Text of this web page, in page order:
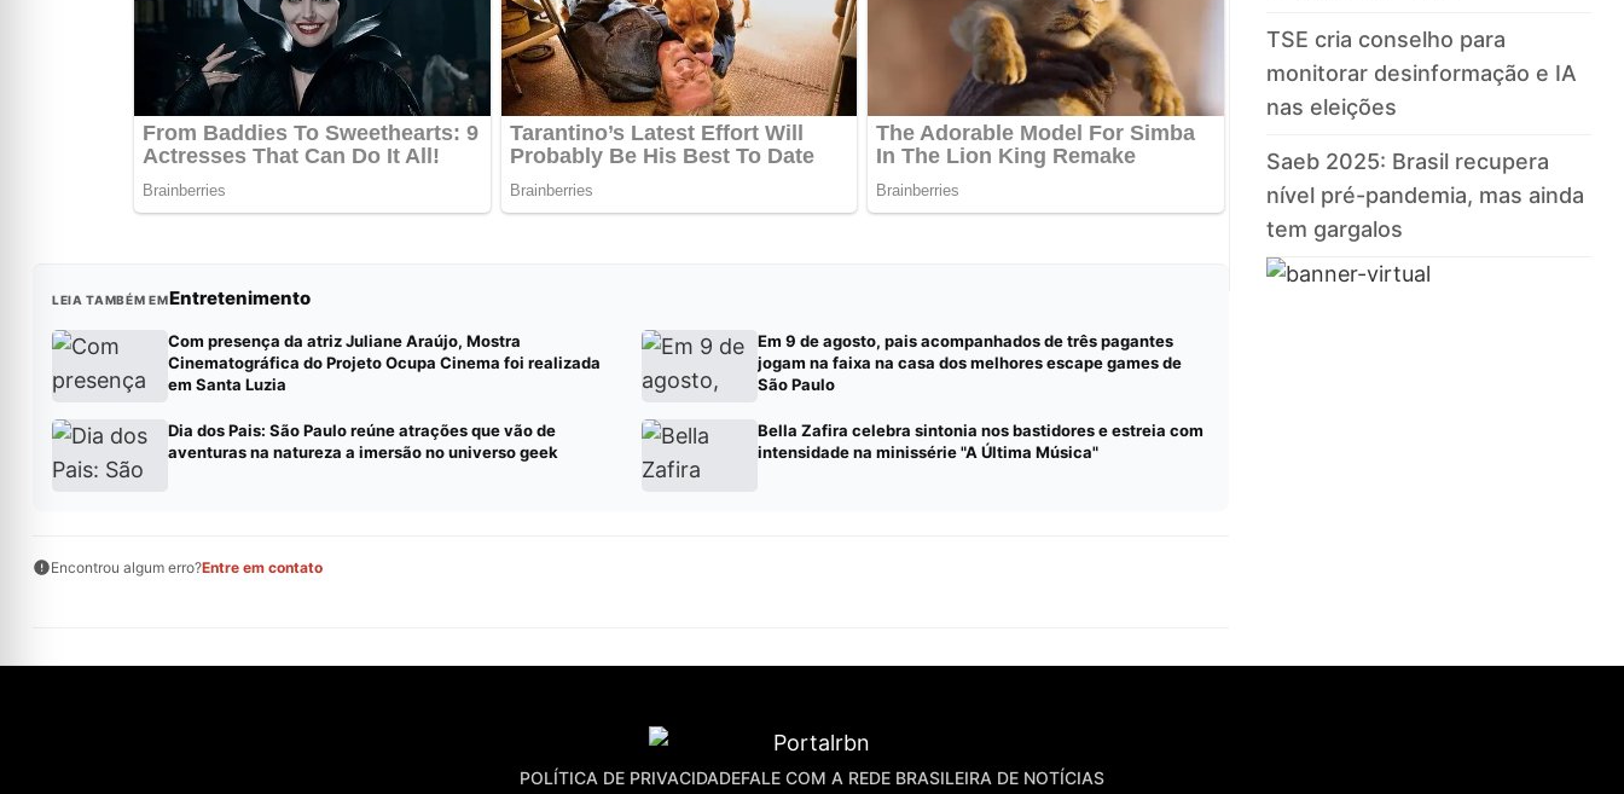
LEIA TAMBÉM EMEntretenimento
Com presença da atriz Juliane Araújo, Mostra
Cinematográfica do Projeto Ocupa Cinema foi realizada
em Santa Luzia
Em 9 de agosto, pais acompanhados de três pagantes
jogam na faixa na casa dos melhores escape games de
São Paulo
Dia dos Pais: São Paulo reúne atrações que vão de
aventuras na natureza a imersão no universo geek
Bella Zafira celebra sintonia nos bastidores e estreia com
intensidade na minissérie "A Última Música"
Encontrou algum erro?Entre em contato
TSE cria conselho para
monitorar desinformação e IA
nas eleições
Saeb 2025: Brasil recupera
nível pré-pandemia, mas ainda
tem gargalos
POLÍTICA DE PRIVACIDADEFALE COM A REDE BRASILEIRA DE NOTÍCIAS